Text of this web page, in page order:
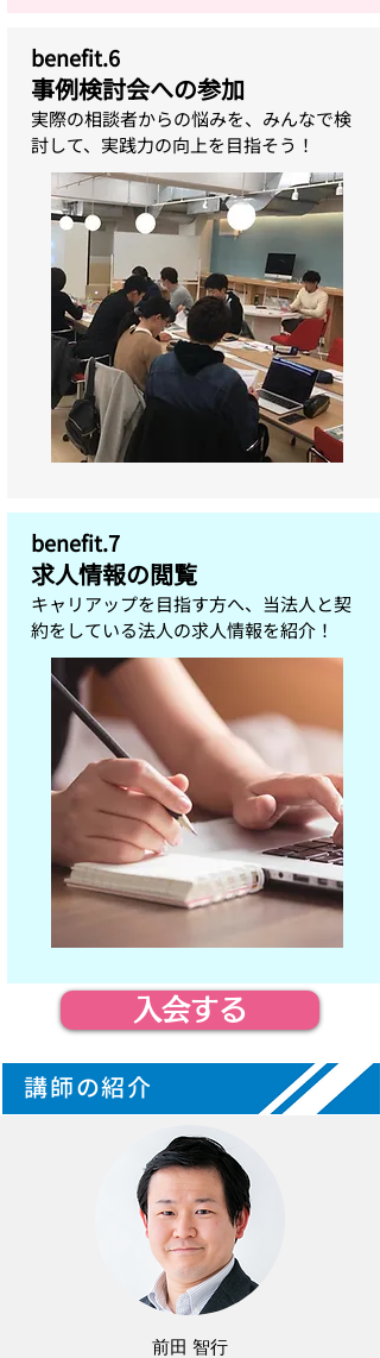
benefit.6
事例検討会への参加
実際の相談者からの悩みを、みんなで検
討して、実践力の向上を目指そう！
benefit.7
求人情報の閲覧
キャリアップを目指す方へ、当法人と契
約をしている法人の求人情報を紹介！
入会する
講師の紹介
前田 智行